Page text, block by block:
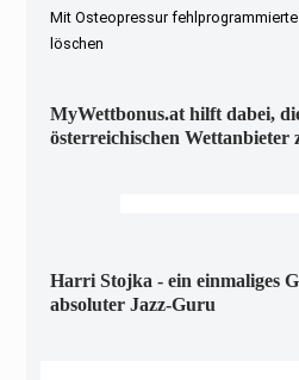
Mit Osteopressur
löschen
MyWettbonus.at hilft dabei,
österreichischen Wettanbieter
Harri Stojka - ein einmaliges
absoluter Jazz-Guru